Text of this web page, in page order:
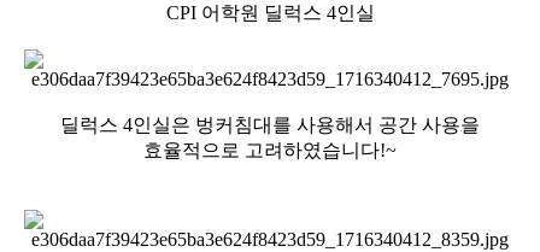
CPI 어학원 딜럭스 4인실
딜럭스 4인실은 벙커침대를 사용해서 공간 사용을
효율적으로 고려하였습니다!~